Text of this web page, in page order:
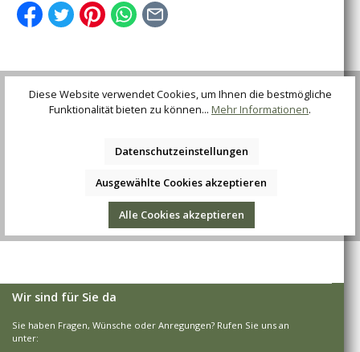
Beschreibung
Das beliebte Rhino mit einer Beschalung aus
zum Einsatz, der eine ausgez…
Mehr
Wir sind für Sie da
Sie haben Fragen, Wünsche oder Anregungen? Rufen Sie uns an
unter:
Diese Website verwendet Cookies, um Ihnen die bestmögliche
Funktionalität bieten zu können... Mehr Informationen.
Datenschutzeinstellungen
Ausgewählte Cookies akzeptieren
Alle Cookies akzeptieren